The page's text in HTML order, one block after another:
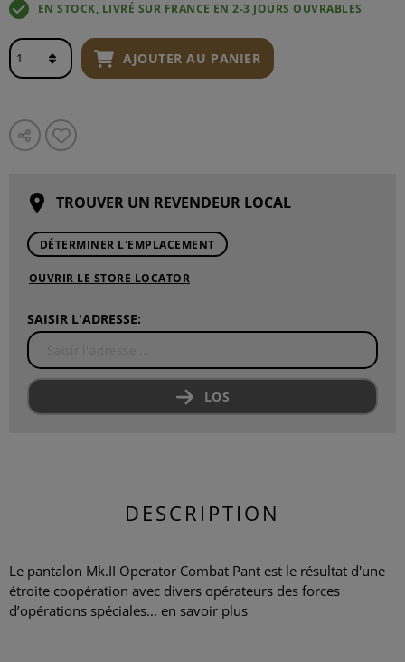
EN STOCK, LIVRÉ SUR FRANCE EN 2-3 JOURS OUVRABLES
AJOUTER AU PANIER
TROUVER UN REVENDEUR LOCAL
DÉTERMINER L'EMPLACEMENT
OUVRIR LE STORE LOCATOR
SAISIR L'ADRESSE:
LOS
DESCRIPTION
Le pantalon Mk.II Operator Combat Pant est le résultat d'une
étroite coopération avec divers opérateurs des forces
d’opérations spéciales... en savoir plus